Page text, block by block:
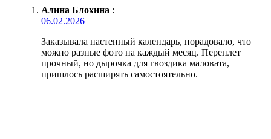
Алина Блохина :
06.02.2026
Заказывала настенный календарь, порадовало, что
можно разные фото на каждый месяц. Переплет
прочный, но дырочка для гвоздика маловата,
пришлось расширять самостоятельно.